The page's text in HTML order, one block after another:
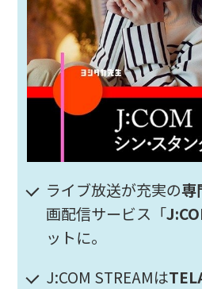
ライブ放送が充実の専
画配信サービス「
ットに。
J:COM STREAMは